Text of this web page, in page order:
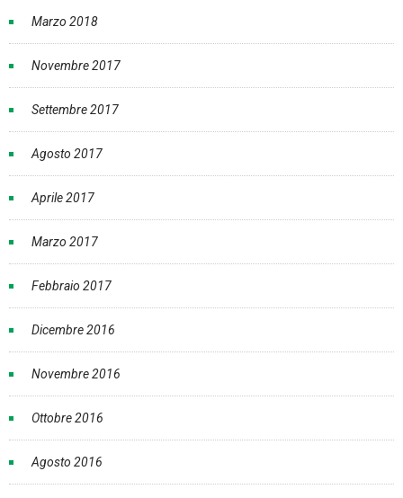
Marzo 2018
Novembre 2017
Settembre 2017
Agosto 2017
Aprile 2017
Marzo 2017
Febbraio 2017
Dicembre 2016
Novembre 2016
Ottobre 2016
Agosto 2016